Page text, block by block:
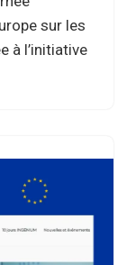
sur les
à l’initiative